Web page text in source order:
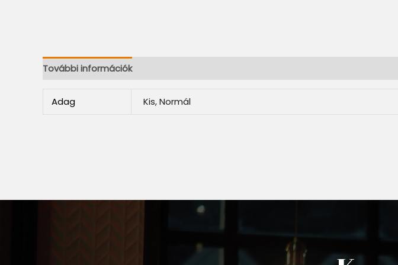
További információk
Adag Kis, Normál